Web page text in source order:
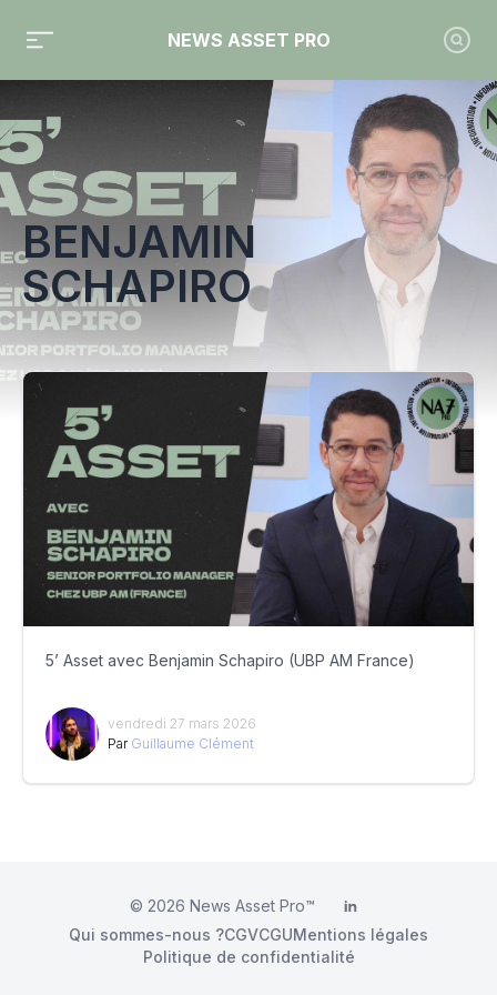
NEWS ASSET PRO
Toute l'actualité sur le tag "Benjamin Schapiro"
BENJAMIN
SCHAPIRO
5’ Asset avec Benjamin Schapiro (UBP AM France)
vendredi 27 mars 2026
Par Guillaume Clément
© 2026 News Asset Pro™ LinkedIn
Qui sommes-nous ?CGVCGUMentions légales
Politique de confidentialité